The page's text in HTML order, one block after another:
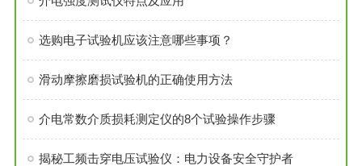
选购电子试验机应该注意哪些事项？
滑动摩擦磨损试验机的正确使用方法
介电常数介质损耗测定仪的8个试验操作步骤
揭秘工频击穿电压试验仪：电力设备安全守护者